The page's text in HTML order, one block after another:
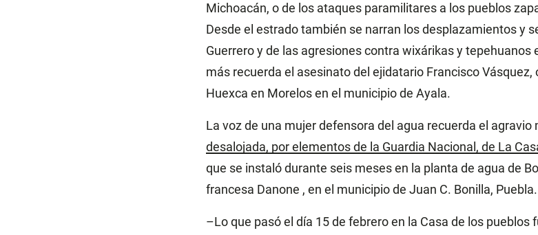
Michoacán, o de los ataques paramilitares a los pueblos
Desde el estrado también se narran los desplazamientos y
Guerrero y de las agresiones contra wixárikas y
más recuerda el asesinato del ejidatario Francisco
Huexca en Morelos en el municipio de Ayala.
La voz de una mujer defensora del agua recuerda el agravio
desalojada, por elementos de la Guardia Nacional, de La
que se instaló durante seis meses en la planta de agua de
francesa Danone , en el municipio de Juan C. Bonilla, Puebla.
–Lo que pasó el día 15 de febrero en la Casa de los pueblos